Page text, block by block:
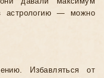
астрологию — можно
Избавляться от